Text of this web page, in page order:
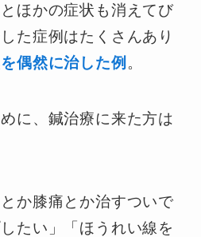
ほかの症状も消えてび
た症例はたくさんあり
偶然に治した例 。
に、鍼治療に来た方は
か膝痛とか治すついで
たい」「ほうれい線を